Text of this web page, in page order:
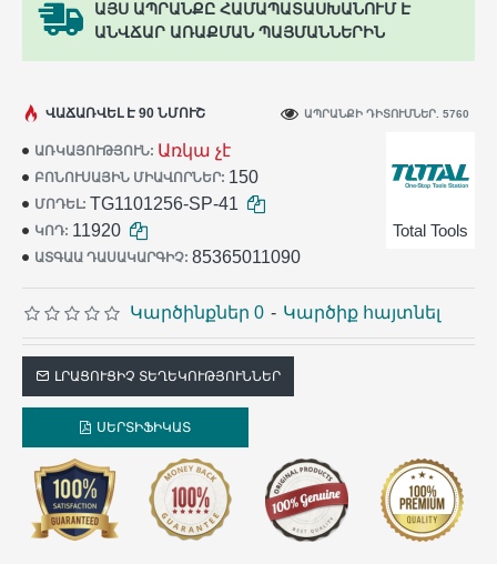
ԱՅՍ ԱՊՐԱՆՔԸ ՀԱՄԱՊԱՏԱՍԽԱՆՈՒՄ Է
ԱՆՎՃԱՐ ԱՌԱՔՄԱՆ ՊԱՅՄԱՆՆԵՐԻՆ
ԱՌԿԱՅՈՒԹՅՈՒՆ: Առկա չէ
ԲՈՆՈՒՍԱՅԻՆ ՄԻԱՎՈՐՆԵՐ: 150
ՄՈԴԵԼ: TG1101256-SP-41
ԿՈԴ: 11920
ԱՏԳԱԱ ԴԱՍԱԿԱՐԳԻՉ: 85365011090
Total Tools
ՎԱՃԱՌՎԵԼ Է 90 ՆՄՈՒՇ ԱՊՐԱՆՔԻ ԴԻՏՈՒՄՆԵՐ. 5760
Կարծինքներ 0 - Կարծիք հայտնել
ԼՐԱՑՈՒՑԻՉ ՏԵՂԵԿՈՒԹՅՈՒՆՆԵՐ
ՍԵՐՏԻՖԻԿԱՏ